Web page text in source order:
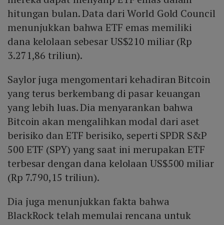
hitungan bulan. Data dari World Gold Council
menunjukkan bahwa ETF emas memiliki
dana kelolaan sebesar US$210 miliar (Rp
3.271,86 triliun).
Saylor juga mengomentari kehadiran Bitcoin
yang terus berkembang di pasar keuangan
yang lebih luas. Dia menyarankan bahwa
Bitcoin akan mengalihkan modal dari aset
berisiko dan ETF berisiko, seperti SPDR S&P
500 ETF (SPY) yang saat ini merupakan ETF
terbesar dengan dana kelolaan US$500 miliar
(Rp 7.790,15 triliun).
Dia juga menunjukkan fakta bahwa
BlackRock telah memulai rencana untuk